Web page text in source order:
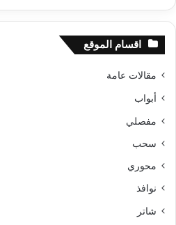
اقسام الموقع
مقالات عامة
أبواب
مفصلي
سحب
محوري
نوافذ
شاتر